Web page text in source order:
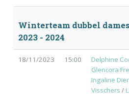
Winterteam dubbel
2023 - 2024
18/11/2023 15:00 Delphine
Glencora
Ingaline
Visschers /